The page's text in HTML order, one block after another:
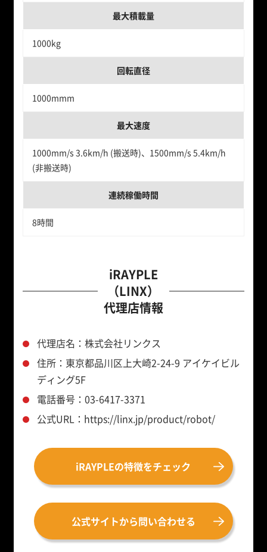
最大積載量
1000kg
回転直径
1000mmm
最大速度
1000mm/s 3.6km/h (搬送時)、1500mm/s 5.4km/h
(非搬送時)
連続稼働時間
8時間
iRAYPLE
（LINX）
代理店情報
代理店名：株式会社リンクス
住所：東京都品川区上大崎2-24-9 アイケイビル
ディング5F
電話番号：03-6417-3371
公式URL：https://linx.jp/product/robot/
iRAYPLEの特徴をチェック
公式サイトから問い合わせる